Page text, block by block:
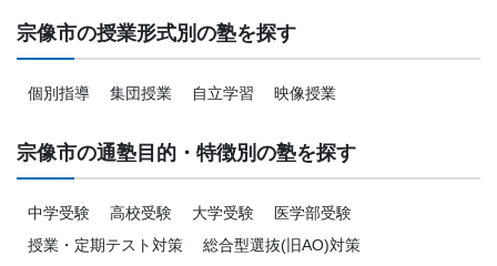
宗像市の授業形式別の塾を探す
個別指導 集団授業 自立学習 映像授業
宗像市の通塾目的・特徴別の塾を探す
中学受験 高校受験 大学受験
医学部受験
授業・定期テスト対策
総合型選抜(旧AO)対策